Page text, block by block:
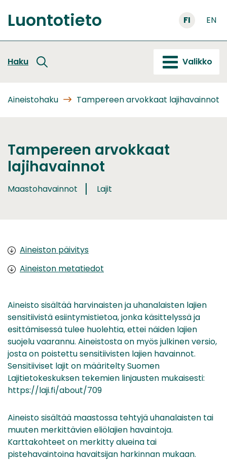
sisältöön
Etusivu
Luontotieto FI EN
Haku Valikko
Aineistohaku Tampereen arvokkaat lajihavainnot
Tampereen arvokkaat
lajihavainnot
Maastohavainnot Lajit
Aineiston päivitys
Aineiston metatiedot
Aineisto sisältää harvinaisten ja uhanalaisten lajien
sensitiivistä esiintymistietoa, jonka käsittelyssä ja
esittämisessä tulee huolehtia, ettei näiden lajien
suojelu vaarannu. Aineistosta on myös julkinen versio,
josta on poistettu sensitiivisten lajien havainnot.
Sensitiiviset lajit on määritelty Suomen
Lajitietokeskuksen tekemien linjausten mukaisesti:
https://laji.fi/about/709
Aineisto sisältää maastossa tehtyjä uhanalaisten tai
muuten merkittävien eliölajien havaintoja.
Karttakohteet on merkitty alueina tai
pistehavaintoina havaitsijan harkinnan mukaan.